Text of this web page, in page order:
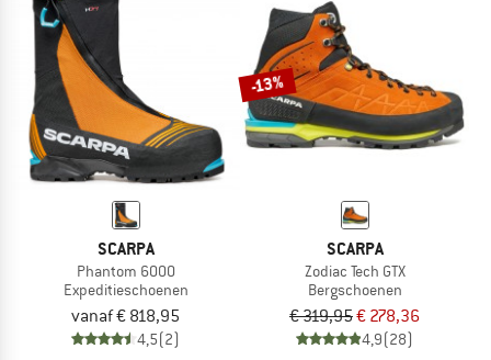
SCARPA
Phantom 6000
Expeditieschoenen
vanaf € 818,95
4,5(2)
-13%
SCARPA
Zodiac Tech GTX
Bergschoenen
€ 319,95€ 278,36
4,9(28)